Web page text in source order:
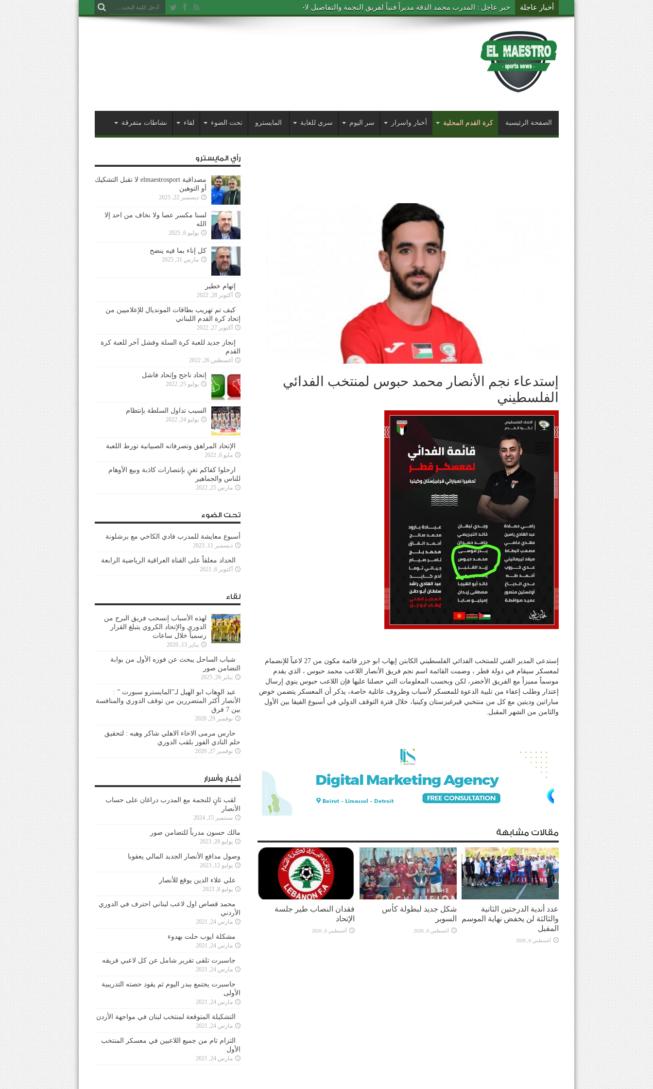
أخبار عاجلة خبر عاجل : المدرب محمد الدقة مديراً فنياً لفريق النجمة والتفاصيل لاحقاً
الصفحة الرئيسية كرة القدم المحلية أخبار واسرار سر اليوم سري للغاية المايسترو تحت الضوء لقاء نشاطات متفرقة
إستدعاء نجم الأنصار محمد حبوس لمنتخب الفدائي
الفلسطيني
إستدعى المدير الفني للمنتخب الفدائي الفلسطيني الكابتن إيهاب ابو جزر قائمة مكون من 27 لاعباً للإنضمام
لمعسكر سيقام في دولة قطر ، وضمت القائمة اسم نجم فريق الأنصار اللاعب محمد حبوس ، الذي يقدم
موسماً مميزاً مع الفريق الأخضر، لكن وبحسب المعلومات التي حصلنا عليها فإن اللاعب حبوس ينوي إرسال
إعتذار وطلب إعفاء من تلبية الدعوة للمعسكر لأسباب وظروف عائلية خاصة، يذكر أن المعسكر يتضمن خوض
مباراتين وديتين مع كل من منتخبي قيرغيزستان وكينيا، خلال فترة التوقف الدولي في أسبوع الفيفا بين الأول
والثامن من الشهر المقبل.
مقالات مشابهة
عدد أندية الدرجتين الثانية
والثالثة لن يخفض نهاية الموسم
المقبل
أغسطس 6, 2026
شكل جديد لبطولة كأس
السوبر
أغسطس 6, 2026
فقدان النصاب طير جلسة
الإتحاد
أغسطس 6, 2026
رأي المايسترو
مصداقية elmaestrosport لا تقبل التشكيك
أو التوهين
ديسمبر 22, 2025
لسنا مكسر عصا ولا نخاف من احد إلا
الله
يوليو 6, 2025
كل إناء بما فيه ينضح
مارس 31, 2025
إتهام خطير
أكتوبر 28, 2022
كيف تم تهريب بطاقات المونديال للإعلاميين من
إتحاد كرة القدم اللبناني
أكتوبر 27, 2022
إنجاز جديد للعبة كرة السلة وفشل آخر للعبة كرة
القدم
أغسطس 26, 2022
إتحاد ناجح وإتحاد فاشل
يوليو 25, 2022
السبب تداول السلطة بإنتظام
يوليو 24, 2022
الإتحاد المراهق وتصرفاته الصبيانية تورط اللعبة
مايو 6, 2022
ارحلوا كفاكم تغنٍ بإنتصارات كاذبة وبيع الأوهام
للناس والجماهير
مارس 25, 2022
تحت الضوء
أسبوع معايشة للمدرب فادي الكاخي مع برشلونة
ديسمبر 11, 2023
الحداد معلقاً على القناة العراقية الرياضية الرابعة
أكتوبر 6, 2021
لقاء
لهذه الأسباب إنسحب فريق البرج من
الدوري والإتحاد الكروي يتبلغ القرار
رسمياً خلال ساعات
يناير 13, 2026
شباب الساحل يبحث عن فوزه الأول من بوابة
التضامن صور
يناير 26, 2025
عبد الوهاب ابو الهيل لـ”المايسترو سبورت ” :
الأنصار أكثر المتضررين من توقف الدوري والمنافسة
بين 7 فرق
نوفمبر 29, 2020
حارس مرمى الاخاء الاهلي شاكر وهبه : لتحقيق
حلم النادي الفوز بلقب الدوري
نوفمبر 27, 2020
أخبار وأسرار
لقب ثانٍ للنجمة مع المدرب دراغان على حساب
الأنصار
سبتمبر 15, 2024
مالك حسون مدرباً للتضامن صور
يوليو 28, 2023
وصول مدافع الأنصار الجديد المالي يعقوبا
يوليو 12, 2023
علي علاء الدين يوقع للأنصار
يوليو 8, 2023
محمد قصاص اول لاعب لبناني احترف في الدوري
الأردني
مارس 24, 2021
مشكلة ايوب حلت بهدوء
مارس 24, 2021
جاسبرت تلقى تقرير شامل عن كل لاعبي فريقه
مارس 24, 2021
جاسبرت يجتمع ببدر اليوم ثم يقود حصته التدريبية
الأولى
مارس 24, 2021
التشكيلة المتوقعة لمنتخب لبنان في مواجهة الأردن
مارس 24, 2021
التزام تام من جميع اللاعبين في معسكر المنتخب
الأول
مارس 24, 2021